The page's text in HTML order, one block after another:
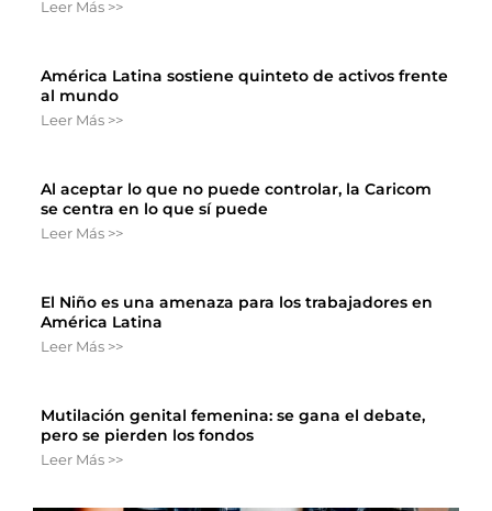
Leer Más >>
América Latina sostiene quinteto de activos frente
al mundo
Leer Más >>
Al aceptar lo que no puede controlar, la Caricom
se centra en lo que sí puede
Leer Más >>
El Niño es una amenaza para los trabajadores en
América Latina
Leer Más >>
Mutilación genital femenina: se gana el debate,
pero se pierden los fondos
Leer Más >>